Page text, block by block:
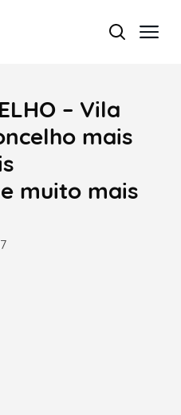
– Vila
mais
muito mais